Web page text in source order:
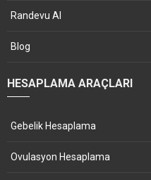
Randevu Al
Blog
HESAPLAMA ARAÇLARI
Gebelik Hesaplama
Ovulasyon Hesaplama